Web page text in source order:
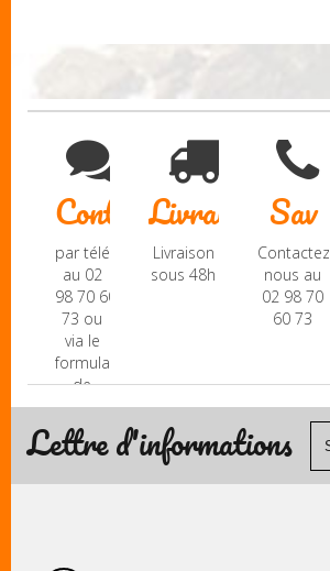
Contact
par téléphone
au 02
98 70 60
73 ou
via le
formulaire
de
contact
Livraison
Livraison
sous 48h
Sav
Contactez-
nous au
02 98 70
60 73
Lettre d'informations